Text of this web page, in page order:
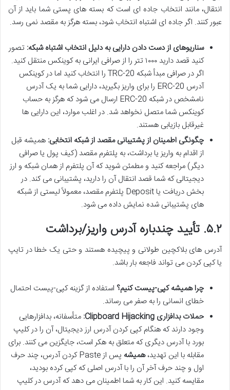
انتقال، مانند انتخاب جاده ای است که بسته های پستی شما باید از آن
عبور کنند. اگر جاده ای اشتباه انتخاب شود، بسته هرگز به مقصد نمی رسد.
سناریوهای از دست دادن دارایی به دلیل انتخاب اشتباه شبکه: تصور
کنید قصد دارید ۱۰۰۰ تتر را از صرافی ایرانی به کوینکس منتقل کنید.
اگر در صرافی مبدأ شبکه TRC-20 را انتخاب کنید اما در کوینکس
آدرس ERC-20 را برای واریز بگیرید، دارایی شما به یک آدرس
نامشخص در شبکه ERC-20 ارسال می شود که هرگز به حساب
کوینکس شما متصل نخواهد شد. در اغلب موارد، این دارایی ها
غیرقابل بازیابی هستند.
چگونگی اطمینان از پشتیبانی مقصد از شبکه انتخابی: همیشه قبل
از اقدام به واریز یا برداشت، به پلتفرم مقصد (کیف پول یا صرافی
دیگر) مراجعه کنید و مطمئن شوید که آن پلتفرم از همان شبکه و ارز
دیجیتالی که شما قصد انتقال آن را دارید، پشتیبانی می کند. در
بخش دریافت یا Deposit پلتفرم مقصد، معمولاً لیستی از شبکه
های پشتیبانی شده نمایش داده می شود.
۵.۲. تأیید چندباره آدرس واریز/برداشت
آدرس های بلاکچین طولانی و پیچیده هستند و حتی یک خطا در تایپ
یا کپی کردن می تواند فاجعه بار باشد.
چرا همیشه کپی-پیست کنیم؟ استفاده از گزینه کپی-پیست احتمال
خطای انسانی را به صفر می رساند.
حملات بدافزاری Clipboard Hijacking:
متأسفانه، بدافزارهایی
وجود دارند که هنگام کپی کردن آدرس ارز دیجیتال، آن را در کلیپ
بورد با آدرس دیگری که متعلق به هکر است، جایگزین می کنند. برای
مقابله با این تهدید،همیشه
پس از Paste کردن آدرس، چند حرف
اول و چند حرف آخر آن را با آدرس اصلی که کپی کرده بودید،
مقایسه کنید. این کار به شما اطمینان می دهد که آدرس در کلیپ